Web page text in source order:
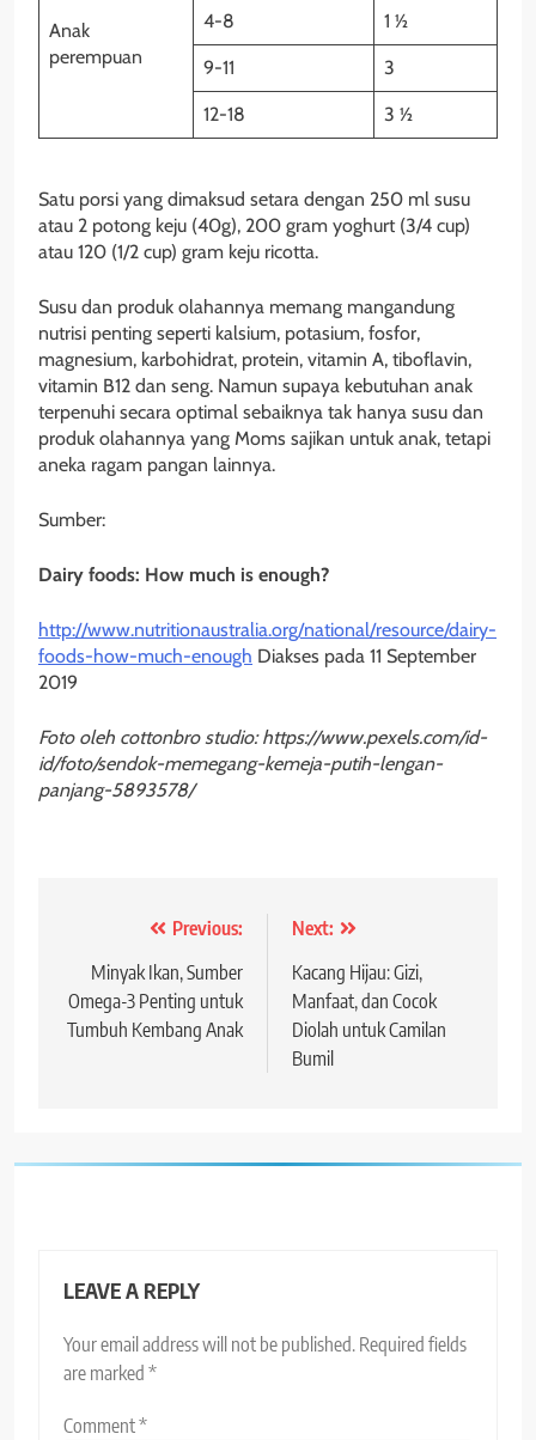
Anak
perempuan
4-8 1 ½
9-11 3
12-18 3 ½
Satu porsi yang dimaksud setara dengan 250 ml susu
atau 2 potong keju (40g), 200 gram yoghurt (3/4 cup)
atau 120 (1/2 cup) gram keju ricotta.
Susu dan produk olahannya memang mangandung
nutrisi penting seperti kalsium, potasium, fosfor,
magnesium, karbohidrat, protein, vitamin A, tiboflavin,
vitamin B12 dan seng. Namun supaya kebutuhan anak
terpenuhi secara optimal sebaiknya tak hanya susu dan
produk olahannya yang Moms sajikan untuk anak, tetapi
aneka ragam pangan lainnya.
Sumber:
Dairy foods: How much is enough?
http://www.nutritionaustralia.org/national/resource/dairy-
foods-how-much-enough Diakses pada 11 September
2019
Foto oleh cottonbro studio: https://www.pexels.com/id-
id/foto/sendok-memegang-kemeja-putih-lengan-
panjang-5893578/
navigation
Previous:
Minyak Ikan, Sumber
Omega-3 Penting untuk
Tumbuh Kembang Anak
Next:
Kacang Hijau: Gizi,
Manfaat, dan Cocok
Diolah untuk Camilan
Bumil
LEAVE A REPLY
Your email address will not be published. Required fields
are marked *
Comment*